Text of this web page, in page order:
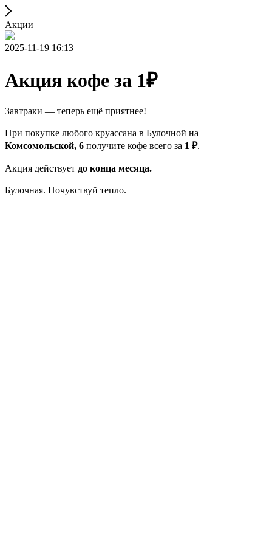
Акции
2025-11-19 16:13
Акция кофе за 1₽
Завтраки — теперь ещё приятнее!
При покупке любого круассана в Булочной на
Комсомольской, 6 получите кофе всего за 1 ₽.
Акция действует до конца месяца.
Булочная. Почувствуй тепло.